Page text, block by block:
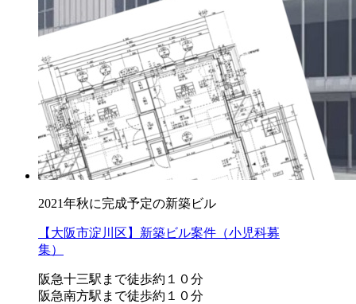
2021年秋に完成予定の新築ビル
【大阪市淀川区】新築ビル案件（小児科募
集）
阪急十三駅まで徒歩約１０分
阪急南方駅まで徒歩約１０分